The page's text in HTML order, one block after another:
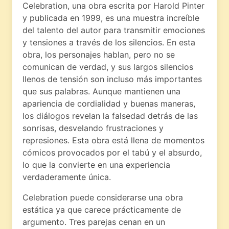
Celebration, una obra escrita por Harold Pinter
y publicada en 1999, es una muestra increíble
del talento del autor para transmitir emociones
y tensiones a través de los silencios. En esta
obra, los personajes hablan, pero no se
comunican de verdad, y sus largos silencios
llenos de tensión son incluso más importantes
que sus palabras. Aunque mantienen una
apariencia de cordialidad y buenas maneras,
los diálogos revelan la falsedad detrás de las
sonrisas, desvelando frustraciones y
represiones. Esta obra está llena de momentos
cómicos provocados por el tabú y el absurdo,
lo que la convierte en una experiencia
verdaderamente única.
Celebration puede considerarse una obra
estática ya que carece prácticamente de
argumento. Tres parejas cenan en un